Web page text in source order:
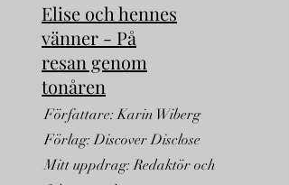
Elise och hennes
vänner - På
resan genom
tonåren
Författare: Karin Wiberg
Förlag: Discover Disclose
Mitt uppdrag: Redaktör och